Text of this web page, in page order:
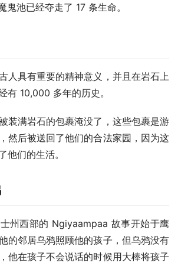
鬼池已经夺走了 17 条生命。
人具有重要的精神意义，并且在岩石上
有 10,000 多年的历史。
装满岩石的包裹淹没了，这些包裹是游
然后被送回了他们的合法家园，因为这
他们的生活。
州西部的 Ngiyaampaa 故事开始于鹰
的邻居乌鸦照顾他的孩子，但乌鸦没有
他在孩子不会说话的时候用大棒将孩子